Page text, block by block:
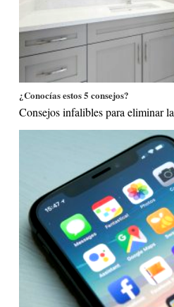
¿Conocías estos 5 consejos?
Consejos infalibles para eliminar